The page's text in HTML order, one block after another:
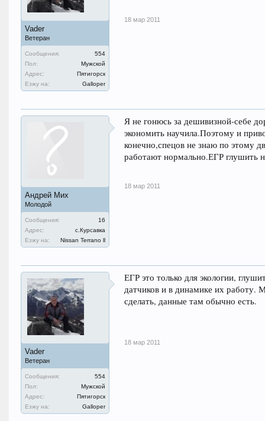
Vader
Ветеран
Сообщения:
554
Пол:
Мужской
Адрес:
Пятигорск
Езжу на:
Galloper
18 мар 2011
Андрей Мих
Молодой
Сообщения:
16
Адрес:
с.Курсавка
Езжу на:
Nissan Terrano ll
Я не гонюсь за дешивизной-себе
экономить научила.Поэтому и
конечно,спецов не знаю по этому
работают нормально.ЕГР глушить
18 мар 2011
Vader
Ветеран
Сообщения:
554
Пол:
Мужской
Адрес:
Пятигорск
Езжу на:
Galloper
ЕГР это только для экологии,
датчиков и в динамике их
сделать, данные там обычно есть.
18 мар 2011